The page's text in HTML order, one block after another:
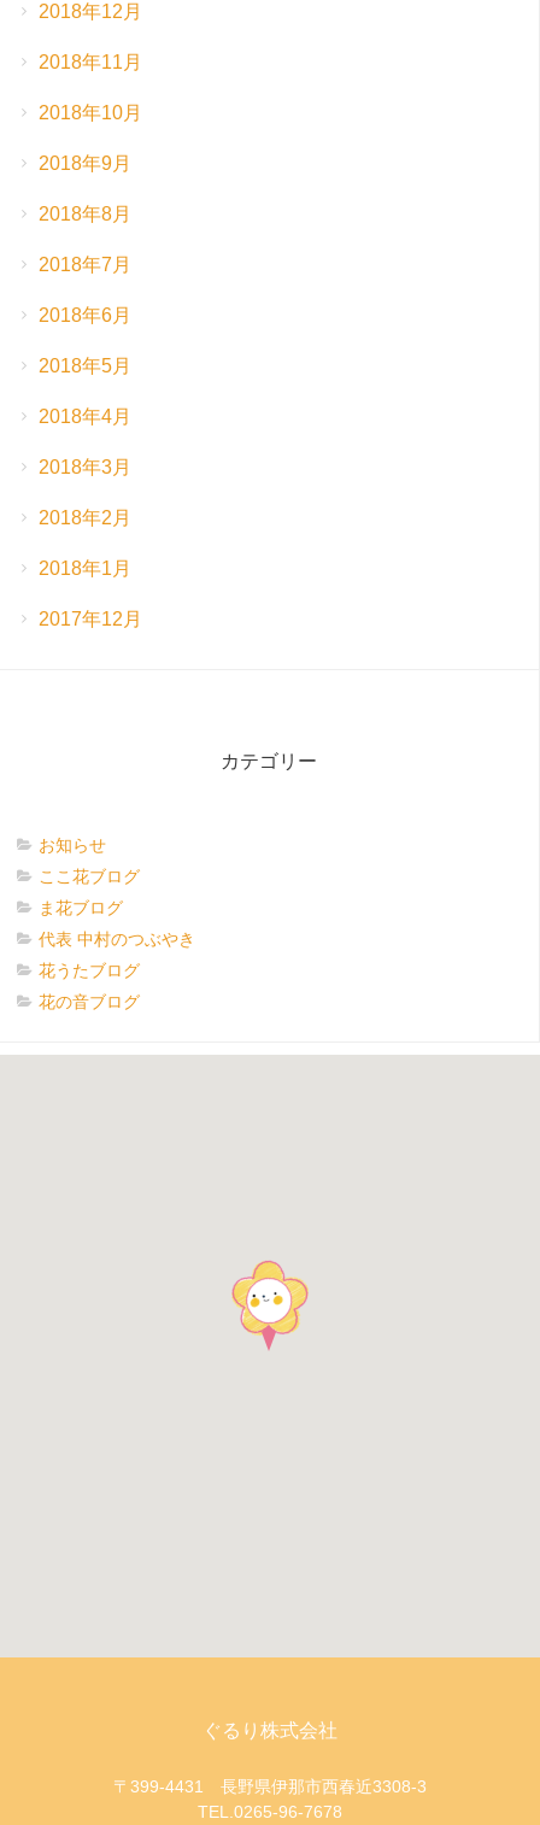
2018年12月
2018年11月
2018年10月
2018年9月
2018年8月
2018年7月
2018年6月
2018年5月
2018年4月
2018年3月
2018年2月
2018年1月
2017年12月
カテゴリー
お知らせ
ここ花ブログ
ま花ブログ
代表 中村のつぶやき
花うたブログ
花の音ブログ
ぐるり株式会社
〒399-4431 長野県伊那市西春近3308-3
TEL.0265-96-7678